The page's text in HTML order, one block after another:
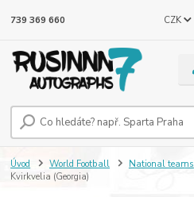
CZK
739 369 660
Úvod World Football National teams
Kvirkvelia (Georgia)